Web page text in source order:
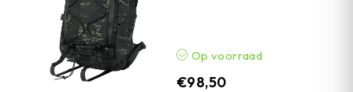
Op voorraad
€98,50